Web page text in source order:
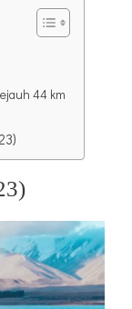
44 km